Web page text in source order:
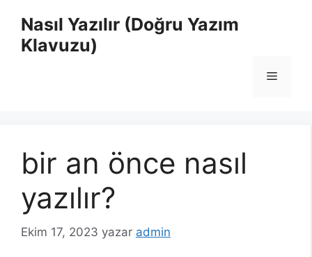
Nasıl Yazılır (Doğru Yazım
Klavuzu)
Menü
bir an önce nasıl
yazılır?
Ekim 17, 2023 yazar admin